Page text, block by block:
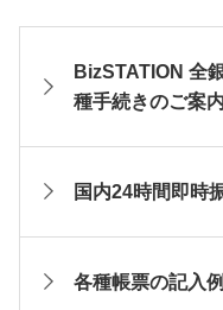
BizSTATION 全
種手続きのご案内
国内24時間即時
各種帳票の記入例